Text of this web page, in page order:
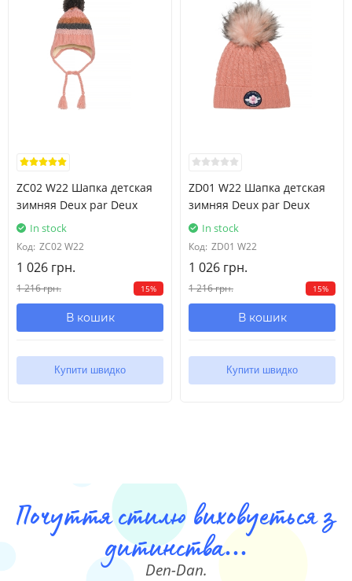
ZC02 W22 Шапка детская
зимняя Deux par Deux
In stock
Код: ZC02 W22
1 026 грн.
1 216 грн. 15%
В кошик
Купити швидко
ZD01 W22 Шапка детская
зимняя Deux par Deux
In stock
Код: ZD01 W22
1 026 грн.
1 216 грн. 15%
В кошик
Купити швидко
Почуття стилю виховуеться з
дитинства...
Den-Dan.